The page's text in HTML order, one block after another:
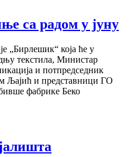
са радом у јуну
„Бирлешик“ која ће у
текстила, Министар
и потпредседник
Љајић и представници ГО
фабрике Беко